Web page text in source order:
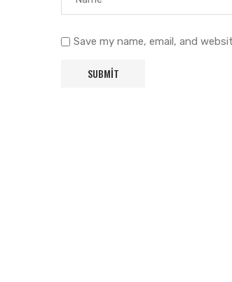
Save my name, email, and